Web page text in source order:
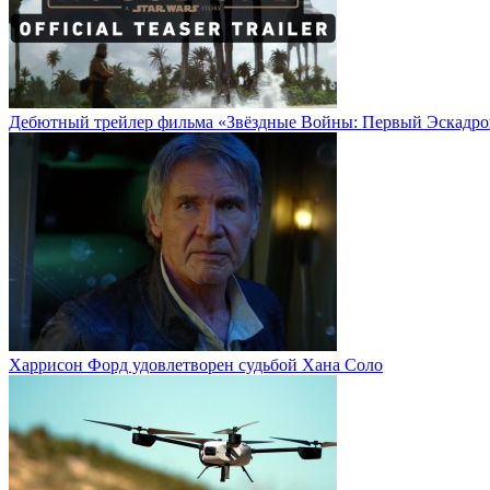
Дебютный трейлер фильма «Звёздные Войны: Первый
Харрисон Форд удовлетворен судьбой Хана Соло